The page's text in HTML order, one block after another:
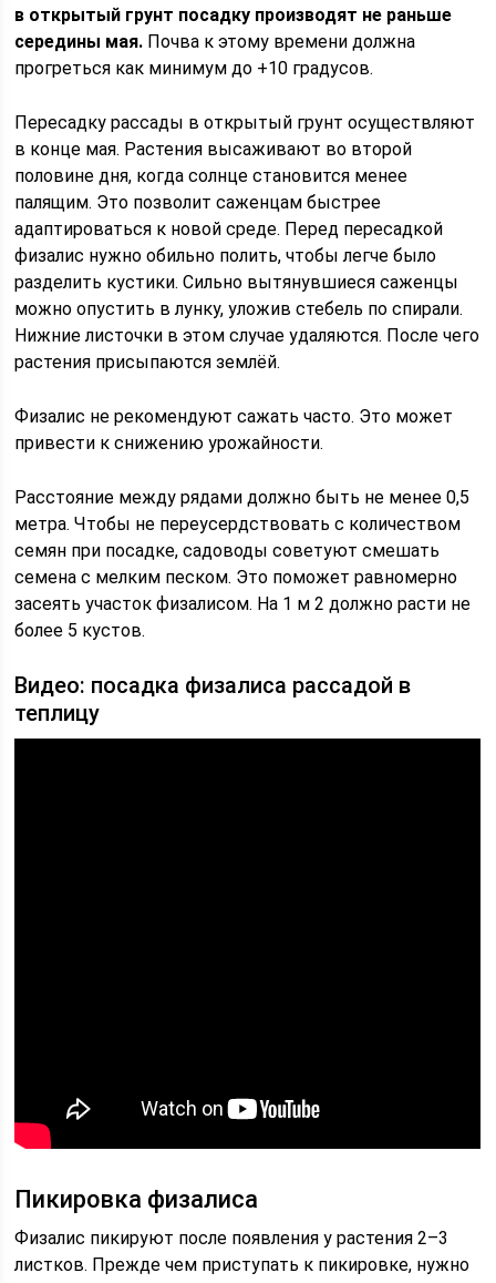
в открытый грунт посадку производят не раньше
середины мая. Почва к этому времени должна
прогреться как минимум до +10 градусов.
Пересадку рассады в открытый грунт осуществляют
в конце мая. Растения высаживают во второй
половине дня, когда солнце становится менее
палящим. Это позволит саженцам быстрее
адаптироваться к новой среде. Перед пересадкой
физалис нужно обильно полить, чтобы легче было
разделить кустики. Сильно вытянувшиеся саженцы
можно опустить в лунку, уложив стебель по спирали.
Нижние листочки в этом случае удаляются. После чего
растения присыпаются землёй.
Физалис не рекомендуют сажать часто. Это может
привести к снижению урожайности.
Расстояние между рядами должно быть не менее 0,5
метра. Чтобы не переусердствовать с количеством
семян при посадке, садоводы советуют смешать
семена с мелким песком. Это поможет равномерно
засеять участок физалисом. На 1 м 2 должно расти не
более 5 кустов.
Видео: посадка физалиса рассадой в
теплицу
Пикировка физалиса
Физалис пикируют после появления у растения 2–3
листков. Прежде чем приступать к пикировке, нужно